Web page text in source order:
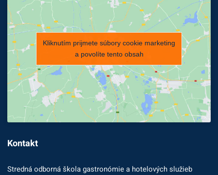
Kliknutím prijmete súbory cookie marketing
a povolíte tento obsah
Kontakt
Stredná odborná škola gastronómie a hotelových služieb